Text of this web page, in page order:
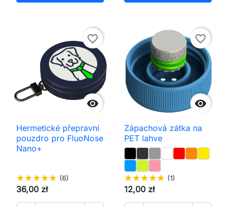

favorite_border
Hermetické přepravní
pouzdro pro FluoNose
Nano+
starstarstarstarstar (6)
36,00 zł

favorite_border
Zápachová zátka na
PET lahve
starstarstarstarstar (1)
12,00 zł